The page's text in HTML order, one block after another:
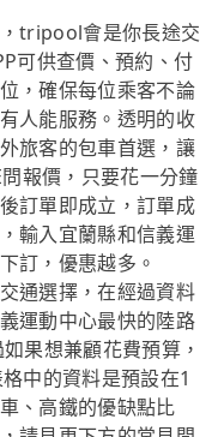
tripool會是你長途交
可供查價、預約、付
，確保每位乘客不論
人能服務。透明的收
旅客的包車首選，讓
報價，只要花一分鐘
訂單即成立，訂單成
輸入宜蘭縣和信義運
訂，優惠越多。
通選擇，在經過資料
運動中心最快的陸路
果想兼顧花費預算，
中的資料是預設在1
、高鐵的優缺點比